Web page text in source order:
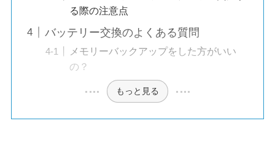
る際の注意点
バッテリー交換のよくある質問
メモリーバックアップをした方がいい
の？
もっと見る